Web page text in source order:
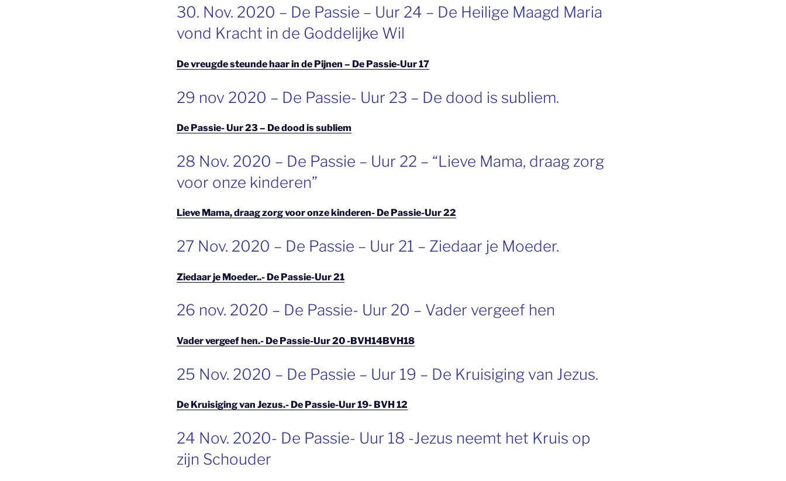
30. Nov. 2020 – De Passie – Uur 24 – De Heilige Maagd Maria
vond Kracht in de Goddelijke Wil
De vreugde steunde haar in de Pijnen – De Passie-Uur 17
OP
29 nov 2020 – De Passie- Uur 23 – De dood is subliem.
De Passie- Uur 23 – De dood is subliem
GEPLAATST
OP
28 Nov. 2020 – De Passie – Uur 22 – “Lieve Mama, draag zorg
voor onze kinderen”
Lieve Mama, draag zorg voor onze kinderen- De Passie-Uur 22
GEPLAATST
OP
27 Nov. 2020 – De Passie – Uur 21 – Ziedaar je Moeder.
Ziedaar je Moeder..- De Passie-Uur 21
GEPLAATST
OP
26 nov. 2020 – De Passie- Uur 20 – Vader vergeef hen
Vader vergeef hen.- De Passie-Uur 20 -BVH14BVH18
OP
25 Nov. 2020 – De Passie – Uur 19 – De Kruisiging van Jezus.
De Kruisiging van Jezus.- De Passie-Uur 19- BVH 12
GEPLAATST
OP
24 Nov. 2020- De Passie- Uur 18 -Jezus neemt het Kruis op
zijn Schouder